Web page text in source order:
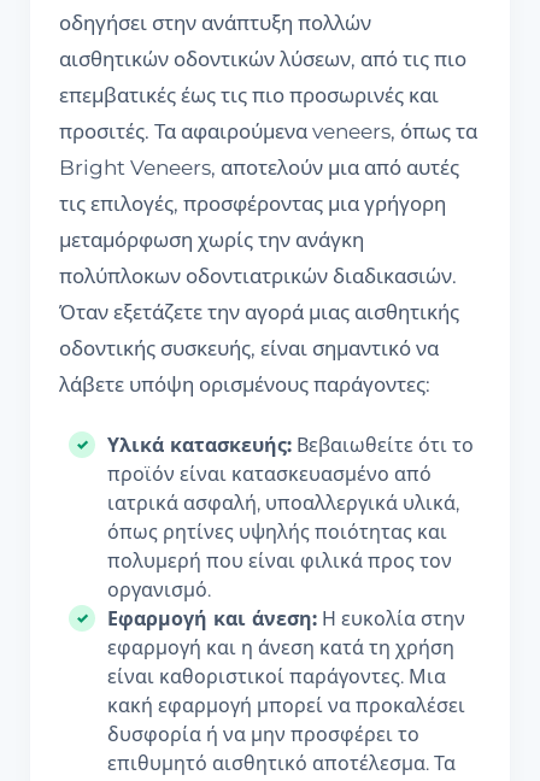
οδηγήσει στην ανάπτυξη πολλών
αισθητικών οδοντικών λύσεων, από τις πιο
επεμβατικές έως τις πιο προσωρινές και
προσιτές. Τα αφαιρούμενα veneers, όπως τα
Bright Veneers, αποτελούν μια από αυτές
τις επιλογές, προσφέροντας μια γρήγορη
μεταμόρφωση χωρίς την ανάγκη
πολύπλοκων οδοντιατρικών διαδικασιών.
Όταν εξετάζετε την αγορά μιας αισθητικής
οδοντικής συσκευής, είναι σημαντικό να
λάβετε υπόψη ορισμένους παράγοντες:
Υλικά κατασκευής: Βεβαιωθείτε ότι το
προϊόν είναι κατασκευασμένο από
ιατρικά ασφαλή, υποαλλεργικά υλικά,
όπως ρητίνες υψηλής ποιότητας και
πολυμερή που είναι φιλικά προς τον
οργανισμό.
Εφαρμογή και άνεση: Η ευκολία στην
εφαρμογή και η άνεση κατά τη χρήση
είναι καθοριστικοί παράγοντες. Μια
κακή εφαρμογή μπορεί να προκαλέσει
δυσφορία ή να μην προσφέρει το
επιθυμητό αισθητικό αποτέλεσμα. Τα